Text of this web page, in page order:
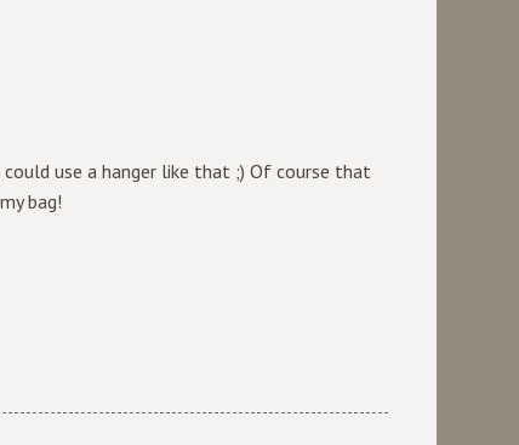
could use a hanger like that ;) Of course that
bag!